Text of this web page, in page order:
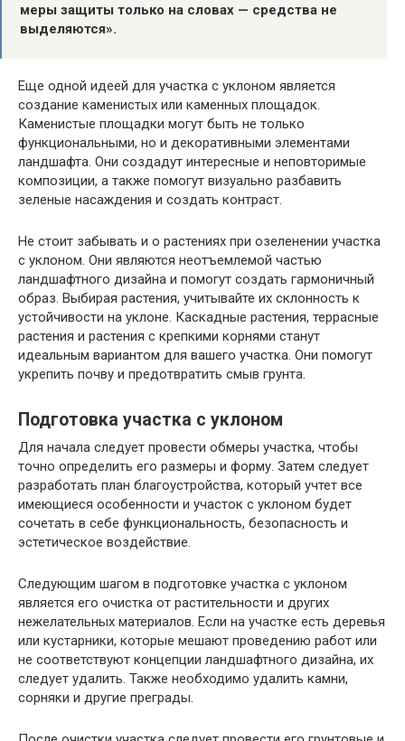
меры защиты только на словах — средства не
выделяются».
Еще одной идеей для участка с уклоном является
создание каменистых или каменных площадок.
Каменистые площадки могут быть не только
функциональными, но и декоративными элементами
ландшафта. Они создадут интересные и неповторимые
композиции, а также помогут визуально разбавить
зеленые насаждения и создать контраст.
Не стоит забывать и о растениях при озеленении участка
с уклоном. Они являются неотъемлемой частью
ландшафтного дизайна и помогут создать гармоничный
образ. Выбирая растения, учитывайте их склонность к
устойчивости на уклоне. Каскадные растения, террасные
растения и растения с крепкими корнями станут
идеальным вариантом для вашего участка. Они помогут
укрепить почву и предотвратить смыв грунта.
Подготовка участка с уклоном
Для начала следует провести обмеры участка, чтобы
точно определить его размеры и форму. Затем следует
разработать план благоустройства, который учтет все
имеющиеся особенности и участок с уклоном будет
сочетать в себе функциональность, безопасность и
эстетическое воздействие.
Следующим шагом в подготовке участка с уклоном
является его очистка от растительности и других
нежелательных материалов. Если на участке есть деревья
или кустарники, которые мешают проведению работ или
не соответствуют концепции ландшафтного дизайна, их
следует удалить. Также необходимо удалить камни,
сорняки и другие преграды.